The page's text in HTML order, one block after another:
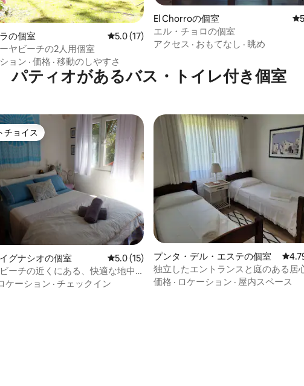
中5.0つ星の平均評価
の個室 レビュー17件、5つ星中5.0つ星の平均評価
5.0 (17)
ヤビーチの2人用個室
ョン · 価格 · 移動のしやすさ
El Chorroの個室 レ
エル・チョロの個室
アクセス · おもてなし · 眺め
パティオがあるバス・トイレ付き個室
中4.88つ星の平均評価
チョイス
チョイス
グナシオの個室 レビュー15件、5つ星中5.0つ星の平均評価
5.0 (15)
ーチの近くにある、快適な地中
ト
ケーション · チェックイン
プンタ・デル・エステの個室 レビ
独立したエントランスと庭のある居
の良いスイート
価格 · ロケーション · 屋内スペース